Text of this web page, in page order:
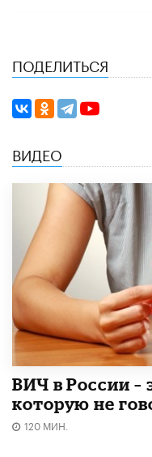
ПОДЕЛИТЬСЯ
ВИДЕО
ВИЧ в России –
которую не
120 МИН.